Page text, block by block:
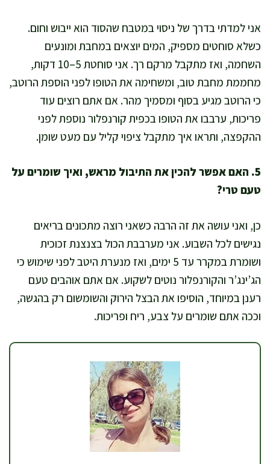
אני למדתי בדרך של ניסוי במטבח שהסוד הוא ייבוש וחום.
כשלא סוחטים מספיק, המים יוצאים במחבת ומונעים
השחמה, ואז מתקבל מרקם רך. אני סוחטת 5–10 דקות,
מחממת מחבת טוב, ומשחימה את הטופו לפני הוספת הרוטב,
כי הרוטב מגיע בסוף ומסמיך מהר. אם אתם רוצים עוד
פריכות, ערבבו את הטופו בכפית קורנפלור נוספת לפני
ההקפצה, ותראו איך מתקבל ציפוי קליל עם מעט שומן.
5. האם אפשר להכין את התיבול מראש, ואיך שומרים על
טעם טרי?
כן, ואני עושה את זה הרבה כשאני רוצה מתכונים בריאים
נגישים לכל השבוע. אני מערבבת הכול בצנצנת זכוכית
ושומרת במקרר עד 5 ימים, ואז מנערת היטב לפני שימוש כי
הג’ינג’ר והקורנפלור נוטים לשקוע. אם אתם אוהבים טעם
רענן במיוחד, הוסיפו את הבצל הירוק והשומשום רק בהגשה,
וככה אתם שומרים על צבע, ריח ופריכות.